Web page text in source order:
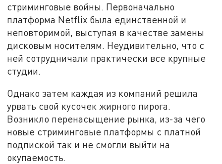
стриминговые войны. Первоначально
платформа Netflix была единственной и
неповторимой, выступая в качестве замены
дисковым носителям. Неудивительно, что с
ней сотрудничали практически все крупные
студии.
Однако затем каждая из компаний решила
урвать свой кусочек жирного пирога.
Возникло перенасыщение рынка, из-за чего
новые стриминговые платформы с платной
подпиской так и не смогли выйти на
окупаемость.